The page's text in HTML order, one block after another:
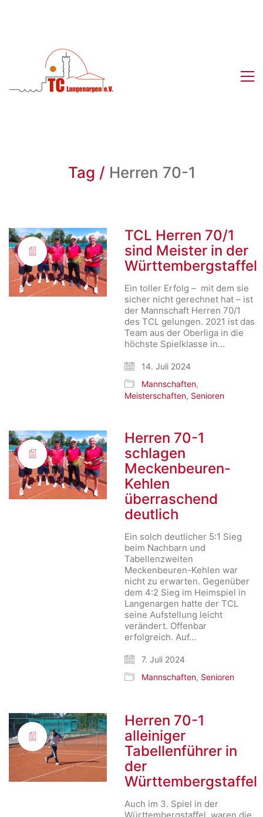
Tag / Herren 70-1
TCL Herren 70/1
sind Meister in der
Württembergstaffel
Ein toller Erfolg – mit dem sie
sicher nicht gerechnet hat – ist
der Mannschaft Herren 70/1
des TCL gelungen. 2021 ist das
Team aus der Oberliga in die
höchste Spielklasse in…
14. Juli 2024
Mannschaften,
Meisterschaften, Senioren
Herren 70-1
schlagen
Meckenbeuren-
Kehlen
überraschend
deutlich
Ein solch deutlicher 5:1 Sieg
beim Nachbarn und
Tabellenzweiten
Meckenbeuren-Kehlen war
nicht zu erwarten. Gegenüber
dem 4:2 Sieg im Heimspiel in
Langenargen hatte der TCL
seine Aufstellung leicht
verändert. Offenbar
erfolgreich. Auf…
7. Juli 2024
Mannschaften, Senioren
Herren 70-1
alleiniger
Tabellenführer in
der
Württembergstaffel
Auch im 3. Spiel in der